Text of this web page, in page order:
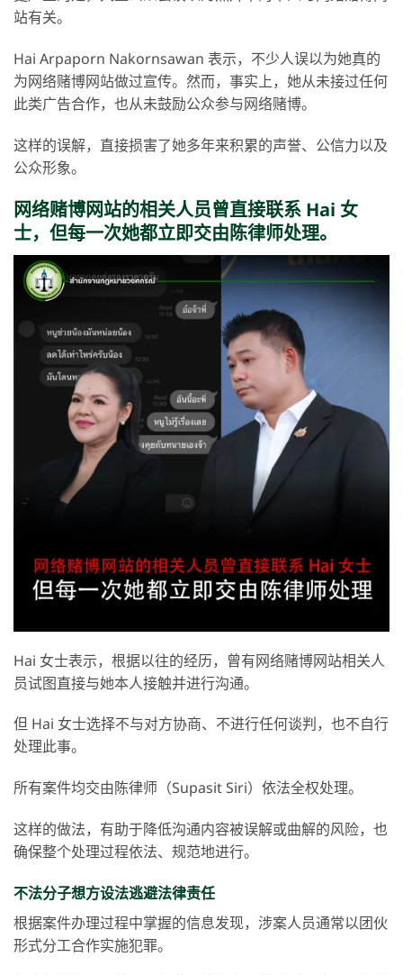
站有关。
Hai Arpaporn Nakornsawan 表示，不少人误以为她真的
为网络赌博网站做过宣传。然而，事实上，她从未接过任何
此类广告合作，也从未鼓励公众参与网络赌博。
这样的误解，直接损害了她多年来积累的声誉、公信力以及
公众形象。
网络赌博网站的相关人员曾直接联系 Hai 女
士，但每一次她都立即交由陈律师处理。
Hai 女士表示，根据以往的经历，曾有网络赌博网站相关人
员试图直接与她本人接触并进行沟通。
但 Hai 女士选择不与对方协商、不进行任何谈判，也不自行
处理此事。
所有案件均交由陈律师（Supasit Siri）依法全权处理。
这样的做法，有助于降低沟通内容被误解或曲解的风险，也
确保整个处理过程依法、规范地进行。
不法分子想方设法逃避法律责任
根据案件办理过程中掌握的信息发现，涉案人员通常以团伙
形式分工合作实施犯罪。